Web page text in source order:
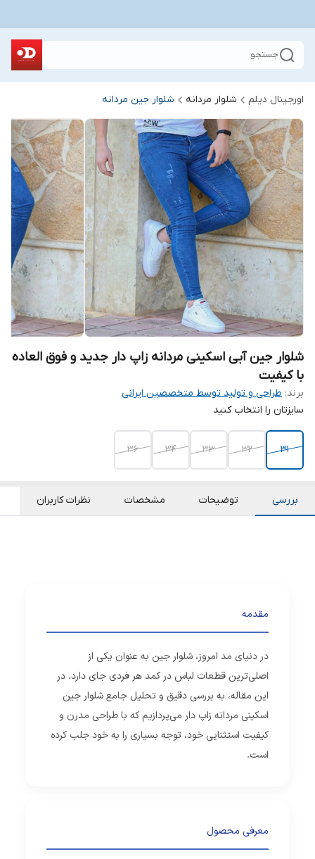
جستجو
اورجینال دیلم شلوار مردانه شلوار جین مردانه
شلوار جین آبی اسکینی مردانه زاپ دار جدید و فوق العاده
با کیفیت
برند: طراحی و تولید توسط متخصصین ایرانی
سایزتان را انتخاب کنید
31
32
33
34
36
بررسی توضیحات مشخصات نظرات کاربران
مقدمه
در دنیای مد امروز، شلوار جین به عنوان یکی از
اصلی‌ترین قطعات لباس در کمد هر فردی جای دارد. در
این مقاله، به بررسی دقیق و تحلیل جامع شلوار جین
اسکینی مردانه زاپ دار می‌پردازیم که با طراحی مدرن و
کیفیت استثنایی خود، توجه بسیاری را به خود جلب کرده
است.
معرفی محصول